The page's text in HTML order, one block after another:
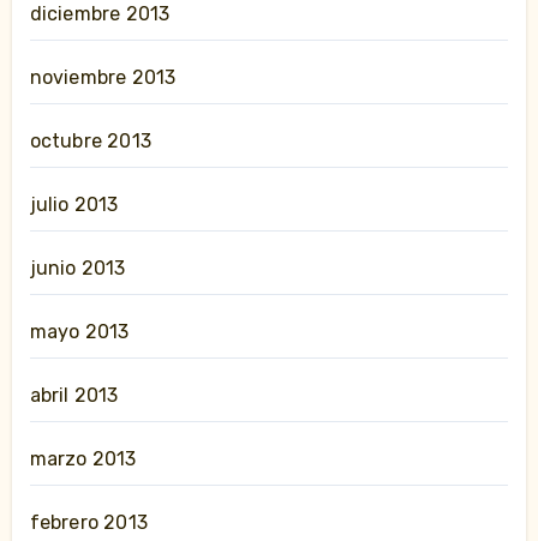
diciembre 2013
noviembre 2013
octubre 2013
julio 2013
junio 2013
mayo 2013
abril 2013
marzo 2013
febrero 2013